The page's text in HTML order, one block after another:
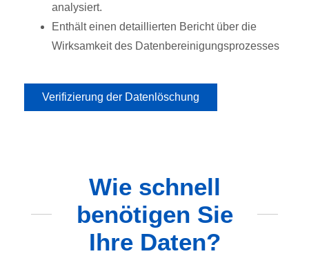
analysiert.
Enthält einen detaillierten Bericht über die
Wirksamkeit des Datenbereinigungsprozesses
Verifizierung der Datenlöschung
Wie schnell
benötigen Sie
Ihre Daten?